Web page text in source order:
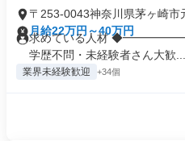
〒253-0043神奈川県茅ヶ崎市
月給22万円～40万円
求めている人材
学歴不問・未経験者さん大歓...
業界未経験歓迎 +34個